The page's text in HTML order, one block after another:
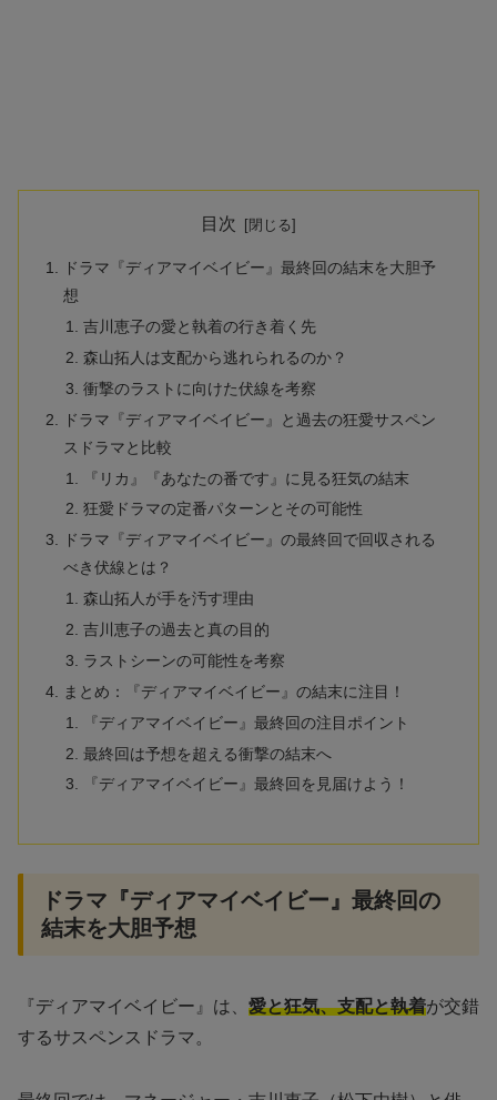
目次
ドラマ『ディアマイベイビー』最終回の結末を大胆予
想
吉川恵子の愛と執着の行き着く先
森山拓人は支配から逃れられるのか？
衝撃のラストに向けた伏線を考察
ドラマ『ディアマイベイビー』と過去の狂愛サスペン
スドラマと比較
『リカ』『あなたの番です』に見る狂気の結末
狂愛ドラマの定番パターンとその可能性
ドラマ『ディアマイベイビー』の最終回で回収される
べき伏線とは？
森山拓人が手を汚す理由
吉川恵子の過去と真の目的
ラストシーンの可能性を考察
まとめ：『ディアマイベイビー』の結末に注目！
『ディアマイベイビー』最終回の注目ポイント
最終回は予想を超える衝撃の結末へ
『ディアマイベイビー』最終回を見届けよう！
ドラマ『ディアマイベイビー』最終回の
結末を大胆予想
『ディアマイベイビー』は、 愛と狂気、支配と執着が交錯
するサスペンスドラマ。